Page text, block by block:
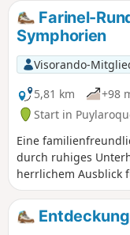
Farinel-
Symphorien
Visorando-
5,81 km
+98
Start in
Eine
durch ruhiges
herrlichem Ausblick
geht. Der Rückweg